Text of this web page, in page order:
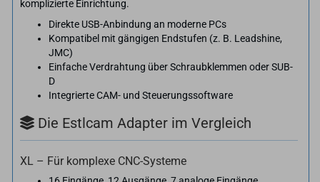
komplizierte Einrichtung.
Direkte USB-Anbindung an moderne PCs
Kompatibel mit gängigen Endstufen (z. B. Leadshine,
JMC)
Einfache Verdrahtung über Schraubklemmen oder SUB-
D
Integrierte CAM- und Steuerungssoftware
Die Estlcam Adapter im Vergleich
XL – Für komplexe CNC-Systeme